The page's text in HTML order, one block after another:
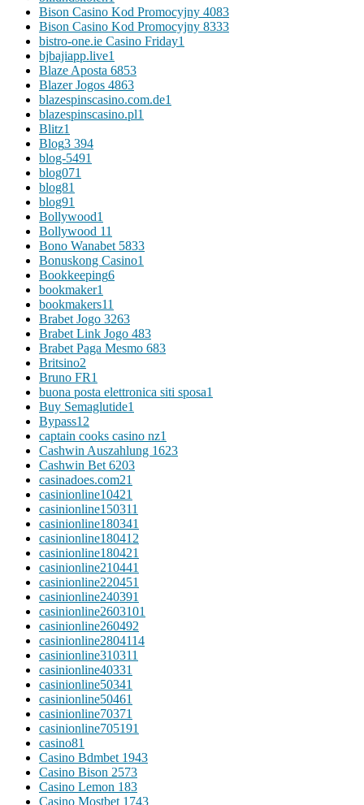
Bison Casino Kod Promocyjny 4083
Bison Casino Kod Promocyjny 8333
bistro-one.ie Casino Friday1
bjbajiapp.live1
Blaze Aposta 6853
Blazer Jogos 4863
blazespinscasino.com.de1
blazespinscasino.pl1
Blitz1
Blog3 394
blog-5491
blog071
blog81
blog91
Bollywood1
Bollywood 11
Bono Wanabet 5833
Bonuskong Casino1
Bookkeeping6
bookmaker1
bookmakers11
Brabet Jogo 3263
Brabet Link Jogo 483
Brabet Paga Mesmo 683
Britsino2
Bruno FR1
buona posta elettronica siti sposa1
Buy Semaglutide1
Bypass12
captain cooks casino nz1
Cashwin Auszahlung 1623
Cashwin Bet 6203
casinadoes.com21
casinionline10421
casinionline150311
casinionline180341
casinionline18041 2
casinionline180421
casinionline210441
casinionline220451
casinionline240391
casinionline2603101
casinionline260492
casinionline2804114
casinionline310311
casinionline40331
casinionline50341
casinionline50461
casinionline70371
casinionline705191
casino81
Casino Bdmbet 1943
Casino Bison 2573
Casino Lemon 183
Casino Mostbet 1743